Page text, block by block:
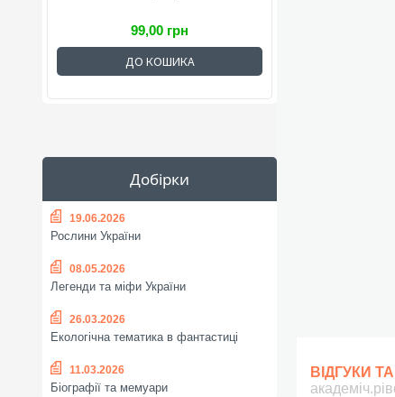
99,00 грн
ДО КОШИКА
Добірки
19.06.2026
Рослини України
08.05.2026
Легенди та міфи України
26.03.2026
Екологічна тематика в фантастиці
11.03.2026
Біографії та мемуари
ВІДГУКИ